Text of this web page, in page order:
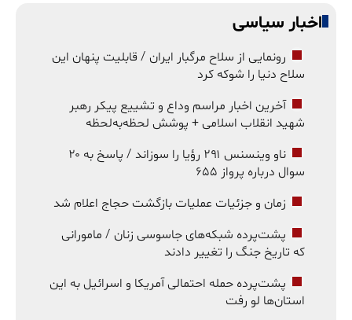
اخبار سیاسی
رونمایی از سلاح مرگبار ایران / قابلیت پنهان این
سلاح دنیا را شوکه کرد
آخرین اخبار مراسم وداع و تشییع پیکر رهبر
شهید انقلاب اسلامی + پوشش لحظه‌به‌لحظه
ناو وینسنس ۲۹۱ رؤیا را سوزاند / پاسخ به ۲۰
سوال درباره پرواز ۶۵۵
زمان و جزئیات عملیات بازگشت حجاج اعلام شد
پشت‌پرده شبکه‌های جاسوسی زنان / مامورانی
که تاریخ جنگ را تغییر دادند
پشت‌پرده حمله احتمالی آمریکا و اسرائیل به این
استان‌ها لو رفت